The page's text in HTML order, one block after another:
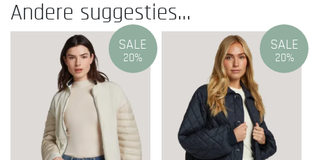
Andere suggesties…
SALE
20%
SALE
20%